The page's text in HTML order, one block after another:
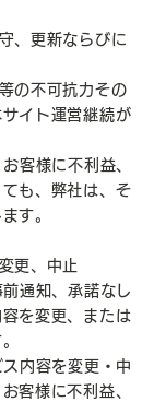
、更新ならびに
の不可抗力その
イト運営継続が
客様に不利益、
も、弊社は、そ
す。
更、中止
通知、承諾なし
を変更、または
内容を変更・中
客様に不利益、